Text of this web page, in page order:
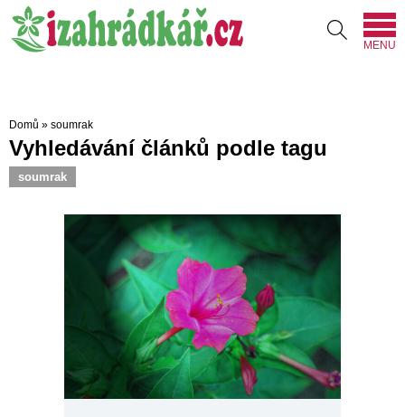
MENU
Domů » soumrak
Vyhledávání článků podle tagu
soumrak